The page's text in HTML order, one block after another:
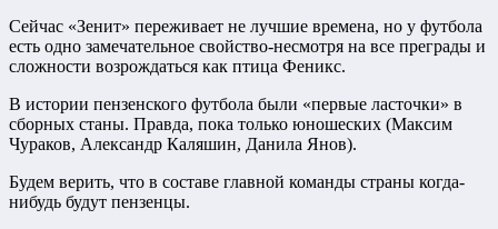
Сейчас «Зенит» переживает не лучшие времена, но у футбола
есть одно замечательное свойство-несмотря на все преграды и
сложности возрождаться как птица Феникс.
В истории пензенского футбола были «первые ласточки» в
сборных станы. Правда, пока только юношеских (Максим
Чураков, Александр Каляшин, Данила Янов).
Будем верить, что в составе главной команды страны когда-
нибудь будут пензенцы.